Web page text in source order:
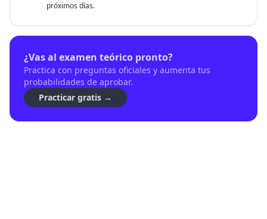
próximos días.
¿Vas al examen teórico pronto?
Practica con preguntas oficiales y aumenta tus
probabilidades de aprobar.
Practicar gratis →